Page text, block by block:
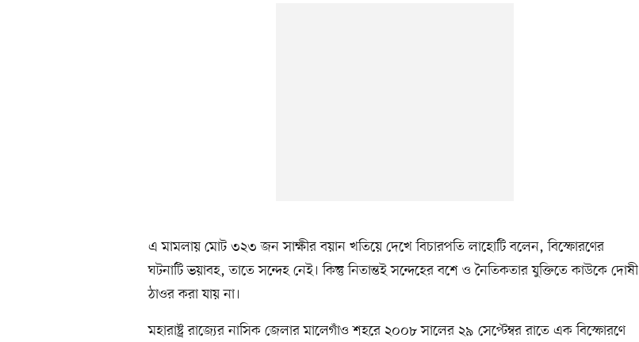
এ মামলায় মোট ৩২৩ জন সাক্ষীর বয়ান খতিয়ে দেখে বিচারপতি লাহোটি বলেন, বিস্ফোরণের
ঘটনাটি ভয়াবহ, তাতে সন্দেহ নেই। কিন্তু নিতান্তই সন্দেহের বশে ও নৈতিকতার যুক্তিতে কাউকে দোষী
ঠাওর করা যায় না।
মহারাষ্ট্র রাজ্যের নাসিক জেলার মালেগাঁও শহরে ২০০৮ সালের ২৯ সেপ্টেম্বর রাতে এক বিস্ফোরণে